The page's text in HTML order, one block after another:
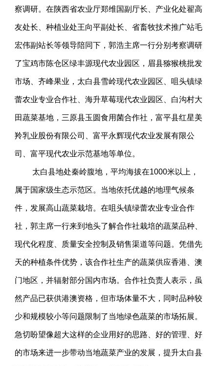
察调研。在陕西省农业厅郑维国副厅长、产业化处翟高
友处长、种植业处王向平副处长、省畜牧技术推广站毛
宏伟副站长等领导陪同下，郭浩主席一行分别考察调研
了宝鸡市陈仓区绿丰源现代农业园区，眉县猕猴桃批发
市场、齐峰果业，太白县雪岭现代农业园区、咀头镇绿
蕾农业专业合作社、海升草莓现代农业园区、白沟村大
田蔬菜基地，三原县玉圆食用菌合作社，富平县红星美
羚乳业股份有限公司、富平永辉现代农业发展有限公
司、富平现代农业示范基地等单位。
太白县地处秦岭腹地，平均海拔在1000米以上，
属于国家级生态示范区。当地依托优越的地理气候条
件，发展高山蔬菜栽培。在咀头镇绿蕾农业专业合作
社，郭主席一行来到地头了解合作社栽培的蔬菜品种、
现代化程度、质量安全控制及销售渠道等问题。凭借先
天的种植条件优势，该合作社生产的蔬菜供应香港、澳
门地区，并辐射部分国内市场。合作社负责人表示，虽
然产品已获供港澳资格，但市场体量不大，同时品种较
少和规模较小等问题限制了当地绿色蔬菜的市场拓展。
急切盼望像超大这样的企业用好的思路、好的管理、好
的市场来进一步带动当地蔬菜产业的发展，提升太白县